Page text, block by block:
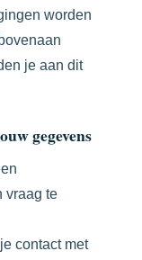
worden
je aan dit
gegevens
vraag te
contact met